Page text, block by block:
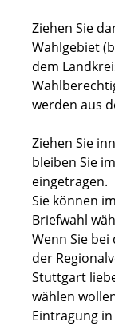
Ziehen Sie
Wahlgebiet
dem
werden aus
Ziehen Sie
bleiben Sie
eingetragen.
Sie können
Briefwahl
Wenn Sie
der
Stuttgart
wählen
Eintragung